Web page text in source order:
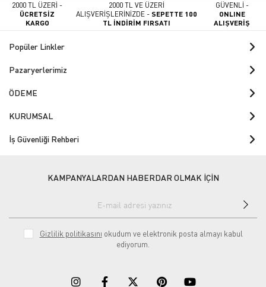
2000 TL ÜZERİ -
ÜCRETSİZ
KARGO
2000 TL VE ÜZERİ
ALIŞVERİŞLERİNİZDE -SEPETTE 100
TL İNDİRİM FIRSATI
GÜVENLİ -
ONLINE
ALIŞVERİŞ
Popüler Linkler
Pazaryerlerimiz
ÖDEME
KURUMSAL
İş Güvenliği Rehberi
KAMPANYALARDAN HABERDAR OLMAK İÇİN
Gizlilik politikasını okudum ve elektronik posta almayı kabul
ediyorum.